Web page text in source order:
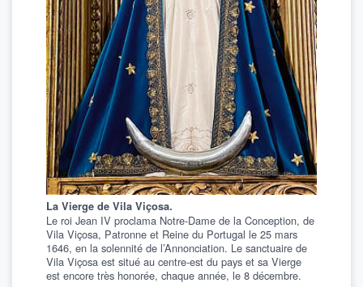
La Vierge de Vila Viçosa.
Le roi Jean IV proclama Notre-Dame de la Conception, de
Vila Viçosa, Patronne et Reine du Portugal le 25 mars
1646, en la solennité de l’Annonciation. Le sanctuaire de
Vila Viçosa est situé au centre-est du pays et sa Vierge
est encore très honorée, chaque année, le 8 décembre.